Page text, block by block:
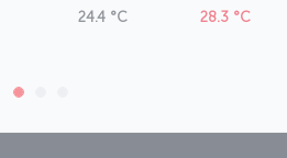
24.4 °C 28.3 °C